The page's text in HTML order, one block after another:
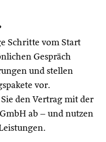
Schritte vom Start
Gespräch
und stellen
vor.
den Vertrag mit der
ab – und nutzen